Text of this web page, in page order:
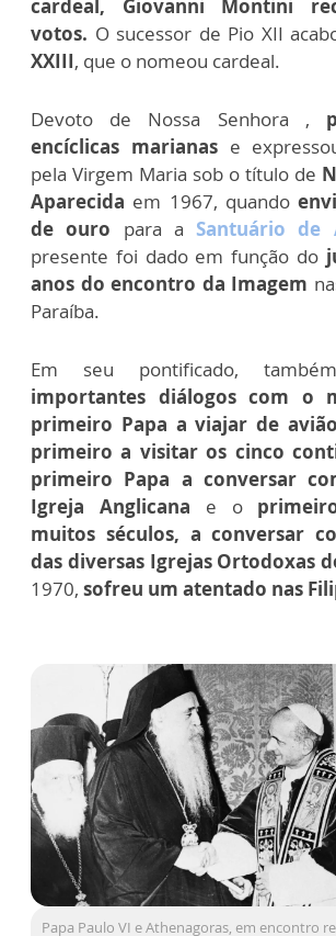
cardeal, Giovanni Montini
votos. O sucessor de Pio XII
XXIII, que o nomeou cardeal.
Devoto de Nossa Senhora ,
encíclicas marianase
pela Virgem Maria sob o título de
Aparecida em 1967, quando
de ouro para a Santuário de
presente foi dado em função do
anos do encontro da Imagem
Paraíba.
Em seu pontificado, também
importantes diálogos com o
primeiro Papa a viajar de avião
primeiro a visitar os cinco
primeiro Papa a conversar
Igreja Anglicana e o
muitos séculos, a conversar
das diversas Igrejas Ortodoxas
1970, sofreu um atentado nas
Papa Paulo VI e Athenagoras, em encontro